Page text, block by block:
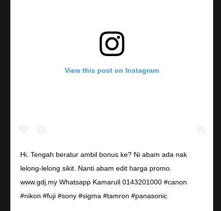
View this post on Instagram
Hi. Tengah beratur ambil bonus ke? Ni abam ada nak
lelong-lelong sikit. Nanti abam edit harga promo.
www.gdj.my Whatsapp Kamarull 0143201000 #canon
#nikon #fuji #sony #sigma #tamron #panasonic